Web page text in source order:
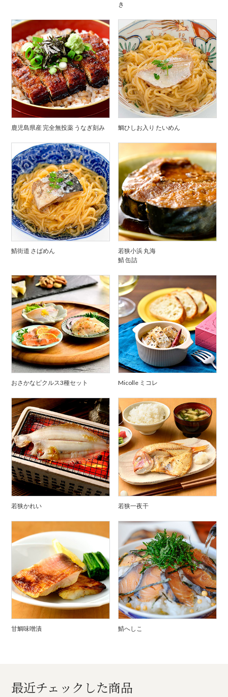
き
鹿児島県産 完全無投薬 うなぎ刻み 鯛ひしお入り たいめん
鯖街道 さばめん
若狭小浜 丸海
鯖 缶詰
おさかなピクルス3種セット Micolle ミコレ
若狭かれい 若狭一夜干
甘鯛味噌漬 鯖へしこ
最近チェックした商品